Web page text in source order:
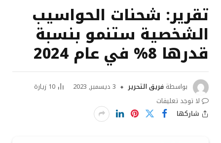
تقرير: شحنات الحواسيب
الشخصية ستنمو بنسبة
قدرها 8% في عام 2024
بواسطة فريق التحرير 3 ديسمبر, 2023 10 زيارة
لا توجد تعليقات
شاركها